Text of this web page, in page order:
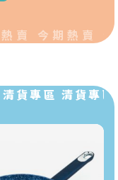
賣 今期熱賣
專區 清貨專